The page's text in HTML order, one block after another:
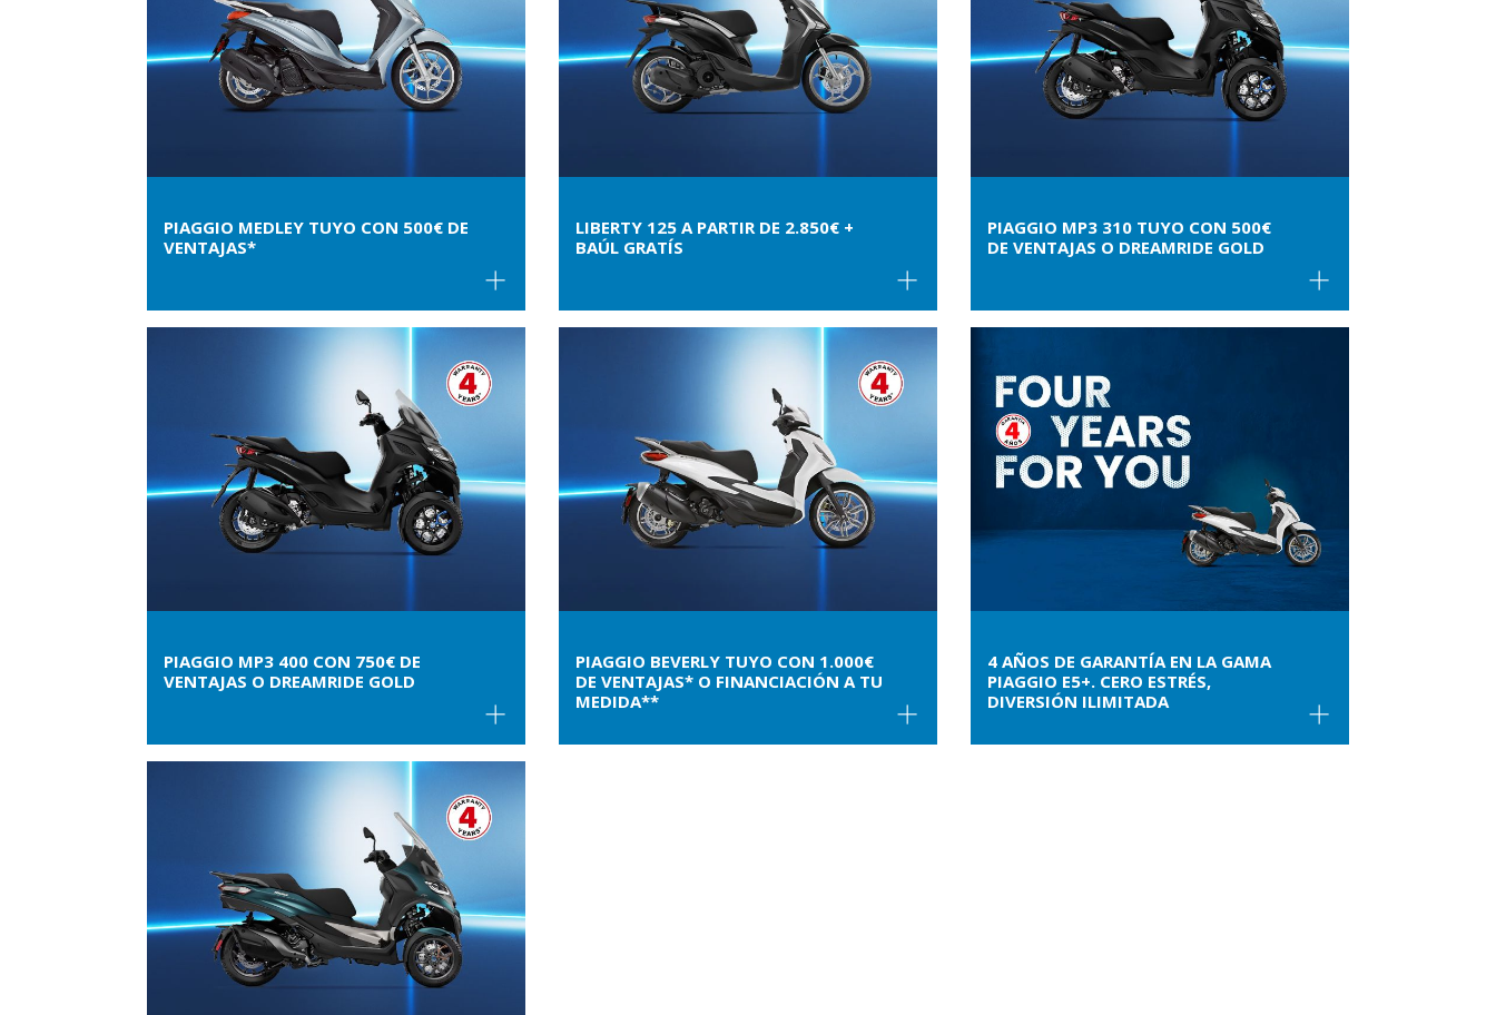
PIAGGIO MEDLEY TUYO CON 500€ DE
VENTAJAS*
LIBERTY 125 A PARTIR DE 2.850€ +
BAÚL GRATÍS
PIAGGIO MP3 310 TUYO CON 500€
DE VENTAJAS O DREAMRIDE GOLD
PIAGGIO MP3 400 CON 750€ DE
VENTAJAS O DREAMRIDE GOLD
PIAGGIO BEVERLY TUYO CON 1.000€
DE VENTAJAS* O FINANCIACIÓN A TU
MEDIDA**
4 AÑOS DE GARANTÍA EN LA GAMA
PIAGGIO E5+. CERO ESTRÉS,
DIVERSIÓN ILIMITADA